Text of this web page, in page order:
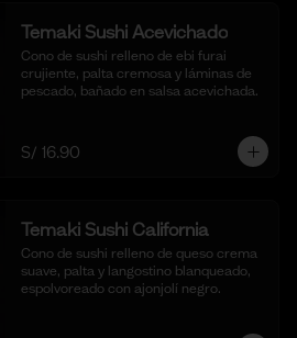
Temaki Sushi Acevichado
Cono de sushi relleno de ebi furai
crujiente, palta cremosa y láminas de
pescado, bañado en salsa acevichada.
S/ 16.90
Temaki Sushi California
Cono de sushi relleno de queso crema
suave, palta y langostino blanqueado,
espolvoreado con ajonjolí negro.